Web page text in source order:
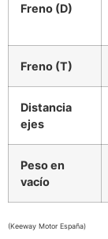
Freno (D)
Freno (T)
Distancia
ejes
Peso en
vacío
(Keeway Motor España)